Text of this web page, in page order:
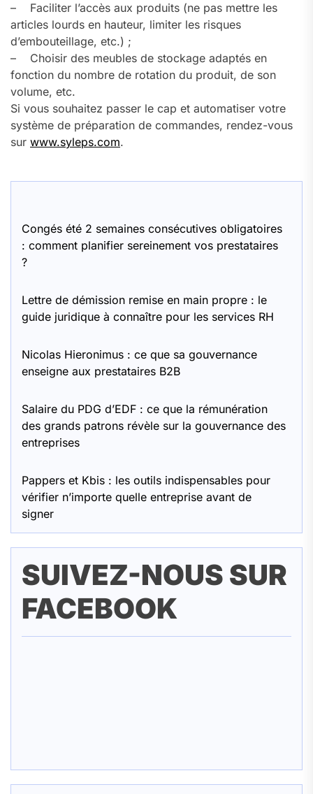
– Faciliter l’accès aux produits (ne pas mettre les
articles lourds en hauteur, limiter les risques
d’embouteillage, etc.) ;
– Choisir des meubles de stockage adaptés en
fonction du nombre de rotation du produit, de son
volume, etc.
Si vous souhaitez passer le cap et automatiser votre
système de préparation de commandes, rendez-vous
sur www.syleps.com.
Congés été 2 semaines consécutives obligatoires
: comment planifier sereinement vos prestataires
?
Lettre de démission remise en main propre : le
guide juridique à connaître pour les services RH
Nicolas Hieronimus : ce que sa gouvernance
enseigne aux prestataires B2B
Salaire du PDG d’EDF : ce que la rémunération
des grands patrons révèle sur la gouvernance des
entreprises
Pappers et Kbis : les outils indispensables pour
vérifier n’importe quelle entreprise avant de
signer
SUIVEZ-NOUS SUR
FACEBOOK